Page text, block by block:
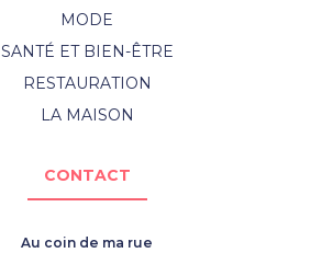
MODE
SANTÉ ET BIEN-ÊTRE
RESTAURATION
LA MAISON
CONTACT
Au coin de ma rue